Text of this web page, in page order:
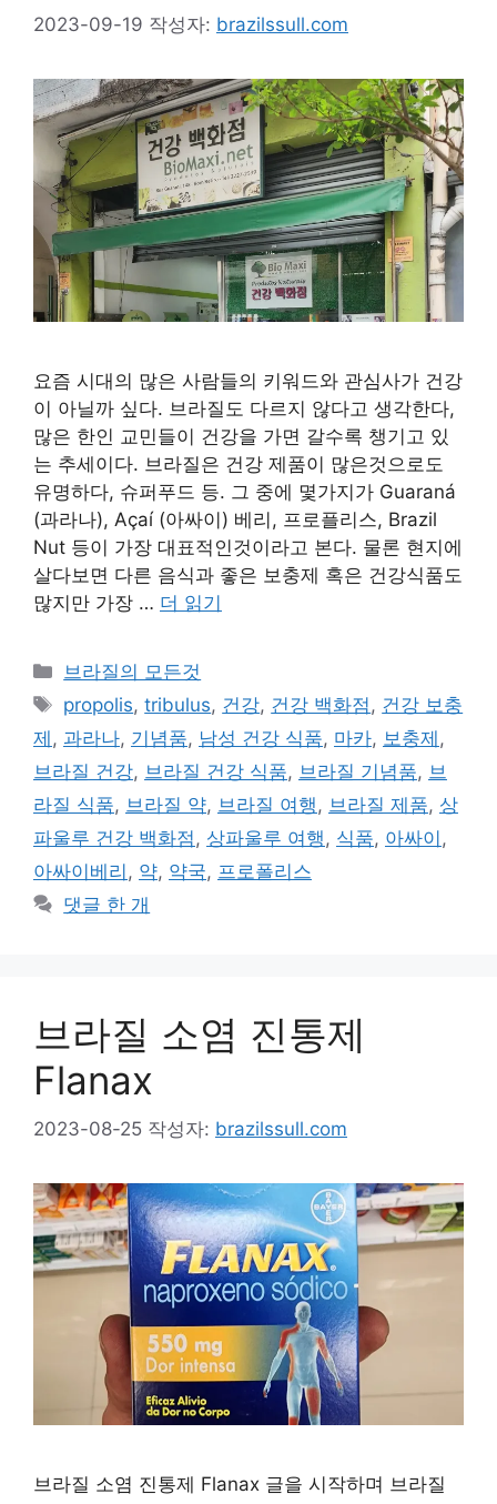
2023-09-19 작성자: brazilssull.com
요즘 시대의 많은 사람들의 키워드와 관심사가 건강
이 아닐까 싶다. 브라질도 다르지 않다고 생각한다,
많은 한인 교민들이 건강을 가면 갈수록 챙기고 있
는 추세이다. 브라질은 건강 제품이 많은것으로도
유명하다, 슈퍼푸드 등. 그 중에 몇가지가 Guaraná
(과라나), Açaí (아싸이) 베리, 프로플리스, Brazil
Nut 등이 가장 대표적인것이라고 본다. 물론 현지에
살다보면 다른 음식과 좋은 보충제 혹은 건강식품도
많지만 가장 … 더 읽기
카
고
리
브라질의 모든것
태
그
propolis,tribulus, 건강, 건강 백화점 , 건강 보충
제 , 과라나, 기념품, 남성 건강 식품, 마카, 보충제 ,
브라질 건강, 브라질 건강 식품, 브라질 기념품, 브
라질 식품, 브라질 약, 브라질 여행 , 브라질 제품, 상
파울루 건강 백화점 , 상파울루 여행 , 식품, 아싸이 ,
아싸이베리 , 약, 약국, 프로폴리스
댓글 한 개
브라질 소염 진통제
Flanax
2023-08-25 작성자: brazilssull.com
브라질 소염 진통제 Flanax 글을 시작하며 브라질